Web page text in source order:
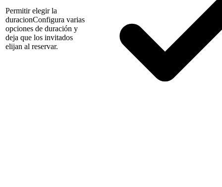
Permitir elegir la
duracionConfigura varias
opciones de duración y
deja que los invitados
elijan al reservar.